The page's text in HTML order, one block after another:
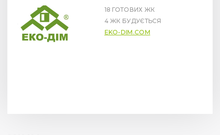
18 ГОТОВИХ ЖК
4 ЖК БУДУЄТЬСЯ
EKO-DIM.COM